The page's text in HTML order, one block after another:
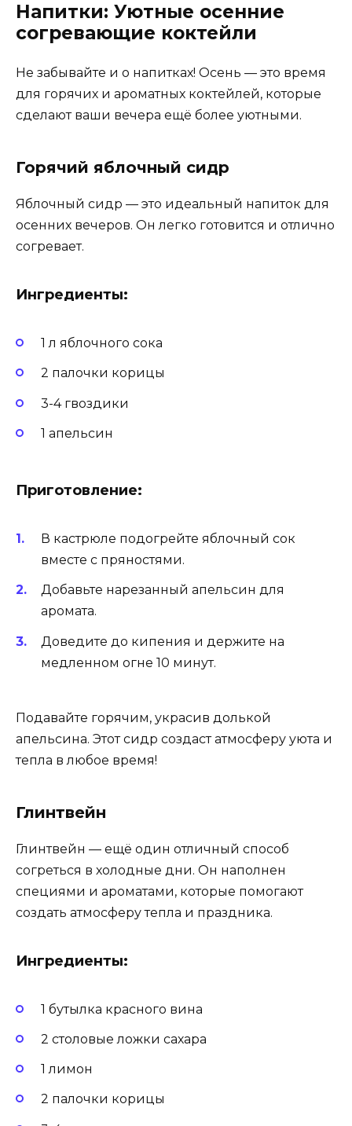
Напитки: Уютные осенние
согревающие коктейли
Не забывайте и о напитках! Осень — это время
для горячих и ароматных коктейлей, которые
сделают ваши вечера ещё более уютными.
Горячий яблочный сидр
Яблочный сидр — это идеальный напиток для
осенних вечеров. Он легко готовится и отлично
согревает.
Ингредиенты:
1 л яблочного сока
2 палочки корицы
3-4 гвоздики
1 апельсин
Приготовление:
В кастрюле подогрейте яблочный сок
вместе с пряностями.
Добавьте нарезанный апельсин для
аромата.
Доведите до кипения и держите на
медленном огне 10 минут.
Подавайте горячим, украсив долькой
апельсина. Этот сидр создаст атмосферу уюта и
тепла в любое время!
Глинтвейн
Глинтвейн — ещё один отличный способ
согреться в холодные дни. Он наполнен
специями и ароматами, которые помогают
создать атмосферу тепла и праздника.
Ингредиенты:
1 бутылка красного вина
2 столовые ложки сахара
1 лимон
2 палочки корицы